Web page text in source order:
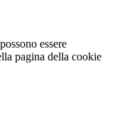
essere
pagina della cookie